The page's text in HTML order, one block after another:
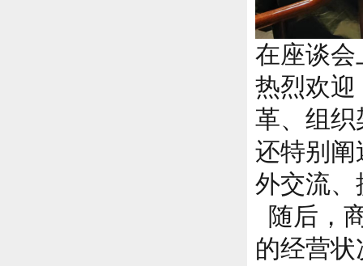
在座谈
热烈欢
革、组
还特别阐
外交流
随后，
的经营